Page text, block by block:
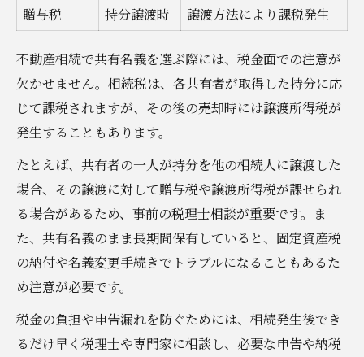
贈与税 持分譲渡時 譲渡方法により課税発生
不動産相続で共有名義を選ぶ際には、税金面での注意が
欠かせません。相続税は、各共有者が取得した持分に応
じて課税されますが、その後の売却時には譲渡所得税が
発生することもあります。
たとえば、共有者の一人が持分を他の相続人に譲渡した
場合、その譲渡に対して贈与税や譲渡所得税が課せられ
る場合があるため、事前の税理士相談が重要です。ま
た、共有名義のまま長期間保有していると、固定資産税
の納付や名義変更手続きでトラブルになることもあるた
め注意が必要です。
税金の負担や申告漏れを防ぐためには、相続発生後でき
るだけ早く税理士や専門家に相談し、必要な申告や納税